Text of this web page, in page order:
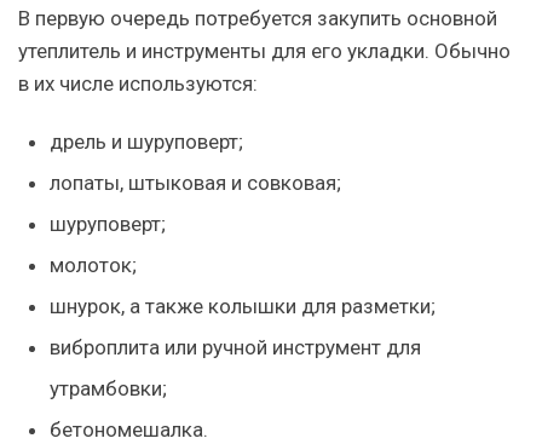
В первую очередь потребуется закупить основной
утеплитель и инструменты для его укладки. Обычно
в их числе используются:
дрель и шуруповерт;
лопаты, штыковая и совковая;
шуруповерт;
молоток;
шнурок, а также колышки для разметки;
виброплита или ручной инструмент для
утрамбовки;
бетономешалка.